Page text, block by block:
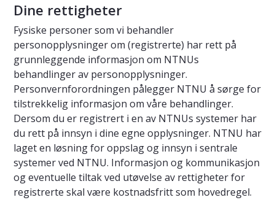
Dine rettigheter
Fysiske personer som vi behandler
personopplysninger om (registrerte) har rett på
grunnleggende informasjon om NTNUs
behandlinger av personopplysninger.
Personvernforordningen pålegger NTNU å sørge for
tilstrekkelig informasjon om våre behandlinger.
Dersom du er registrert i en av NTNUs systemer har
du rett på innsyn i dine egne opplysninger. NTNU har
laget en løsning for oppslag og innsyn i sentrale
systemer ved NTNU. Informasjon og kommunikasjon
og eventuelle tiltak ved utøvelse av rettigheter for
registrerte skal være kostnadsfritt som hovedregel.